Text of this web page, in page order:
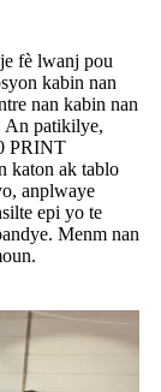
fè lwanj pou
kabin nan
nan kabin nan
An patikilye,
PRINT
katon ak tablo
anplwaye
epi yo te
Menm nan